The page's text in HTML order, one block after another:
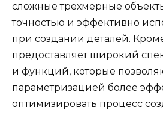
сложные трехмерные
точностью и эффективно
при создании деталей.
предоставляет широкий
и функций, которые
параметризацией более
оптимизировать процесс